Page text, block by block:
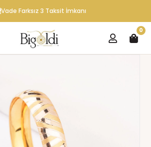
Vade Farksız 3 Taksit İmkanı
0